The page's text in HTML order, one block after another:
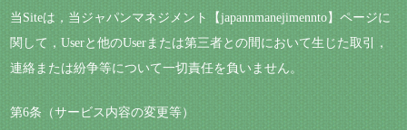
当Siteは，当ジャパンマネジメント【japannmanejimennto】ページに
関して，Userと他のUserまたは第三者との間において生じた取引，
連絡または紛争等について一切責任を負いません。
第6条（サービス内容の変更等）